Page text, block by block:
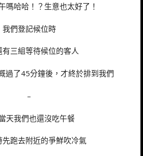
嗎哈哈！？生意也太好了！
我們登記候位時
有三組等待候位的客人
過了45分鐘後，才終於排到我們
–
天我們也還沒吃午餐
先跑去附近的爭鮮吹冷氣